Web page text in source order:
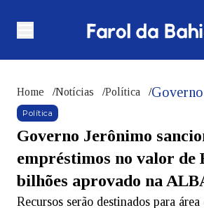
Home /Notícias /Política /
Política
Governo Jerônimo
empréstimos no valor de
bilhões aprovado na
Recursos serão destinados para